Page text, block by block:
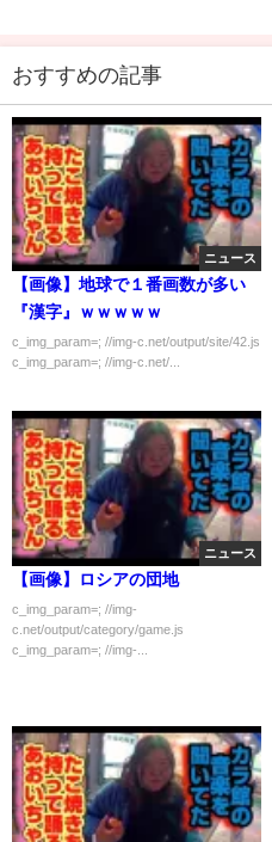
おすすめの記事
ニュース
【画像】地球で１番画数が多い
『漢字』ｗｗｗｗｗ
c_img_param=; //img-c.net/output/site/42.js
c_img_param=; //img-c.net/...
ニュース
【画像】ロシアの団地
c_img_param=; //img-
c.net/output/category/game.js
c_img_param=; //img-...